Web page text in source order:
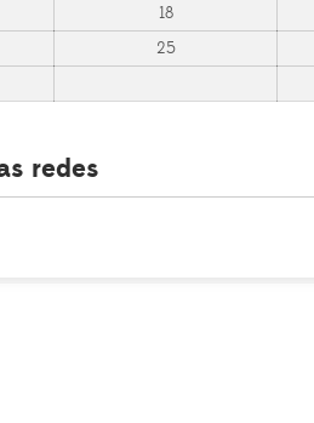
18
25
redes